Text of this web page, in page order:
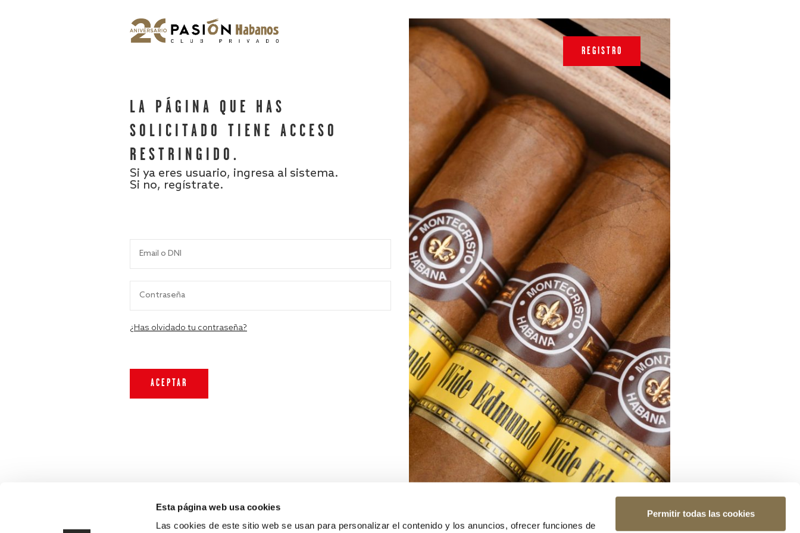
Esta página web usa cookies
Las cookies de este sitio web se usan para personalizar el contenido y los anuncios, ofrecer funciones de
Permitir todas las cookies
LA PÁGINA QUE HAS
SOLICITADO TIENE ACCESO
RESTRINGIDO.
Si ya eres usuario, ingresa al sistema.
Si no, regístrate.
¿Has olvidado tu contraseña?
REGISTRO